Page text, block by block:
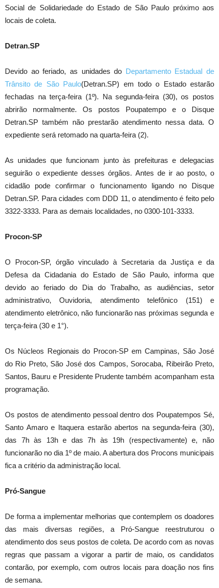
Social de Solidariedade do Estado de São Paulo próximo aos
locais de coleta.
Detran.SP
Devido ao feriado, as unidades do Departamento Estadual de
Trânsito de São Paulo(Detran.SP) em todo o Estado estarão
fechadas na terça-feira (1º). Na segunda-feira (30), os postos
abrirão normalmente. Os postos Poupatempo e o Disque
Detran.SP também não prestarão atendimento nessa data. O
expediente será retomado na quarta-feira (2).
As unidades que funcionam junto às prefeituras e delegacias
seguirão o expediente desses órgãos. Antes de ir ao posto, o
cidadão pode confirmar o funcionamento ligando no Disque
Detran.SP. Para cidades com DDD 11, o atendimento é feito pelo
3322-3333. Para as demais localidades, no 0300-101-3333.
Procon-SP
O Procon-SP, órgão vinculado à Secretaria da Justiça e da
Defesa da Cidadania do Estado de São Paulo, informa que
devido ao feriado do Dia do Trabalho, as audiências, setor
administrativo, Ouvidoria, atendimento telefônico (151) e
atendimento eletrônico, não funcionarão nas próximas segunda e
terça-feira (30 e 1°).
Os Núcleos Regionais do Procon-SP em Campinas, São José
do Rio Preto, São José dos Campos, Sorocaba, Ribeirão Preto,
Santos, Bauru e Presidente Prudente também acompanham esta
programação.
Os postos de atendimento pessoal dentro dos Poupatempos Sé,
Santo Amaro e Itaquera estarão abertos na segunda-feira (30),
das 7h às 13h e das 7h às 19h (respectivamente) e, não
funcionarão no dia 1º de maio. A abertura dos Procons municipais
fica a critério da administração local.
Pró-Sangue
De forma a implementar melhorias que contemplem os doadores
das mais diversas regiões, a Pró-Sangue reestruturou o
atendimento dos seus postos de coleta. De acordo com as novas
regras que passam a vigorar a partir de maio, os candidatos
contarão, por exemplo, com outros locais para doação nos fins
de semana.